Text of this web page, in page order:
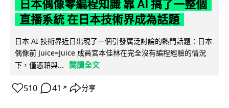
日本偶像零編程知識 靠 AI 搞了一整個
直播系統 在日本技術界成為話題
日本 AI 技術界近日出現了一個引發廣泛討論的熱門話題：日本
偶像前 Juice=Juice 成員宮本佳林在完全沒有編程經驗的情況
下，僅憑藉與...
閱讀全文
510 41 ↗ 分享